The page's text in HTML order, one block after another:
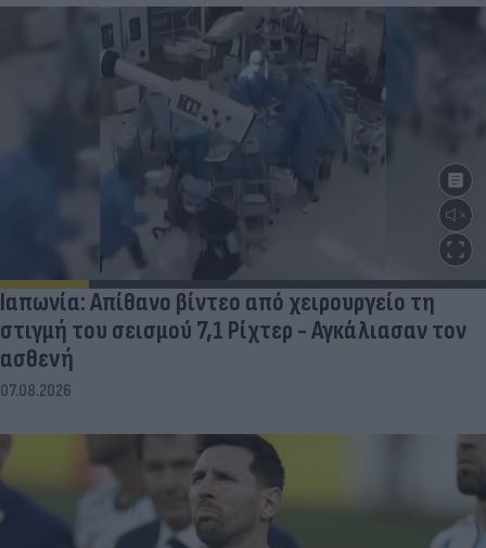
Ιαπωνία: Απίθανο βίντεο από χειρουργείο τη
στιγμή του σεισμού 7,1 Ρίχτερ - Αγκάλιασαν τον
ασθενή
07.08.2026